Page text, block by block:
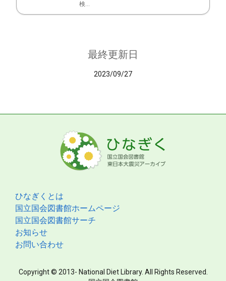
検...
最終更新日
2023/09/27
ひなぎくとは
国立国会図書館ホームページ
国立国会図書館サーチ
お知らせ
お問い合わせ
Copyright © 2013- National Diet Library. All Rights Reserved.